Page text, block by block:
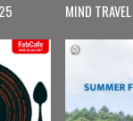
MIND TRAVEL